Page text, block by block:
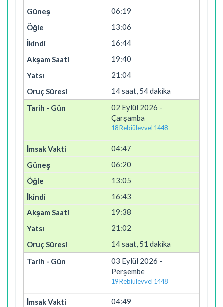
06:19
13:06
16:44
19:40
21:04
14 saat, 54 dakika
02 Eylül 2026 -
Çarşamba
18 Rebiülevvel 1448
04:47
06:20
13:05
16:43
19:38
21:02
14 saat, 51 dakika
03 Eylül 2026 -
Perşembe
19 Rebiülevvel 1448
04:49